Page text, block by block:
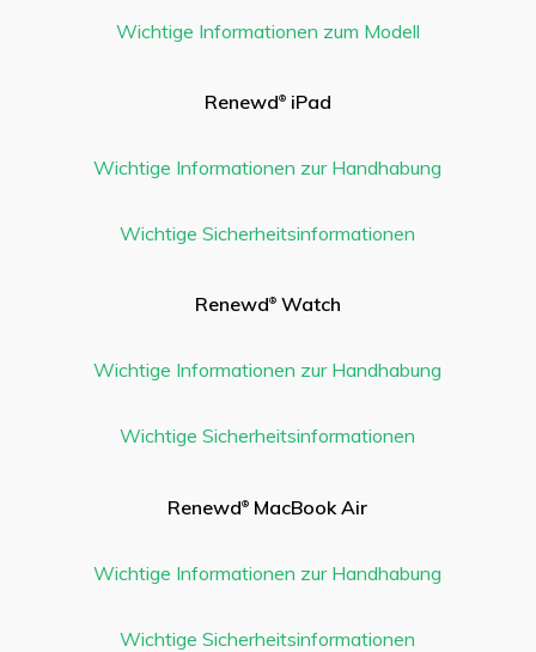
Wichtige Informationen zum Modell
Renewd®iPad
Wichtige Informationen zur Handhabung
Wichtige Sicherheitsinformationen
Renewd®Watch
Wichtige Informationen zur Handhabung
Wichtige Sicherheitsinformationen
Renewd® MacBook Air
Wichtige Informationen zur Handhabung
Wichtige Sicherheitsinformationen